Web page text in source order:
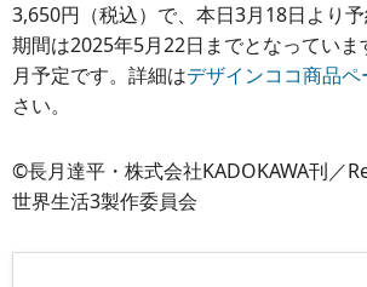
3,650円（税込）で、本日3月18日より
期間は2025年5月22日までとなってい
月予定です。詳細はデザインココ商品ペ
さい。
©長月達平・株式会社KADOKAWA刊／
世界生活3製作委員会